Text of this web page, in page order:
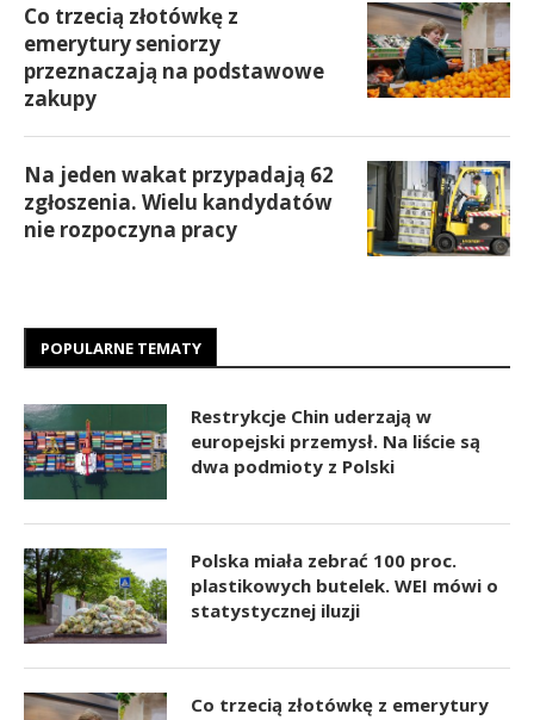
Co trzecią złotówkę z
emerytury seniorzy
przeznaczają na podstawowe
zakupy
Na jeden wakat przypadają 62
zgłoszenia. Wielu kandydatów
nie rozpoczyna pracy
POPULARNE TEMATY
Restrykcje Chin uderzają w
europejski przemysł. Na liście są
dwa podmioty z Polski
Polska miała zebrać 100 proc.
plastikowych butelek. WEI mówi o
statystycznej iluzji
Co trzecią złotówkę z emerytury